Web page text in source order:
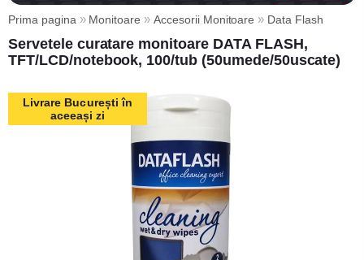
Prima pagina » Monitoare » Accesorii Monitoare » Data Flash
Servetele curatare monitoare DATA FLASH,
TFT/LCD/notebook, 100/tub (50umede/50uscate)
Livrare București în
aceeași zi